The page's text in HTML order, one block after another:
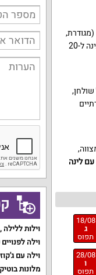
עומק עד 1.6 מטר), ג'קוזי ל-4 איש, פינות ישיבה, עמדת ברביקיו, מטבח חיצוני, שולחן גינה ל-20
כדורגל שולחן,
עם לינה
18/08
ג
תפוס
28/08
ו
תפוס
וילות ללילה ,
וילה לפנויים
וילה עם
מלונות בוטיק